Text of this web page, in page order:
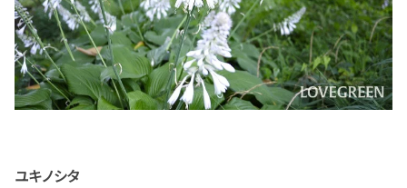
ユキノシタ